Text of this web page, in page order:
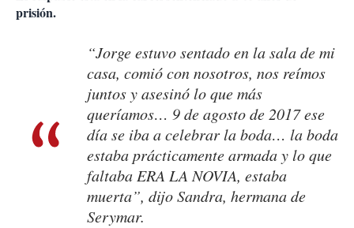
prisión.
“Jorge estuvo sentado en la sala de mi
casa, comió con nosotros, nos reímos
juntos y asesinó lo que más
queríamos… 9 de agosto de 2017 ese
día se iba a celebrar la boda… la boda
estaba prácticamente armada y lo que
faltaba ERA LA NOVIA, estaba
muerta”, dijo Sandra, hermana de
Serymar.